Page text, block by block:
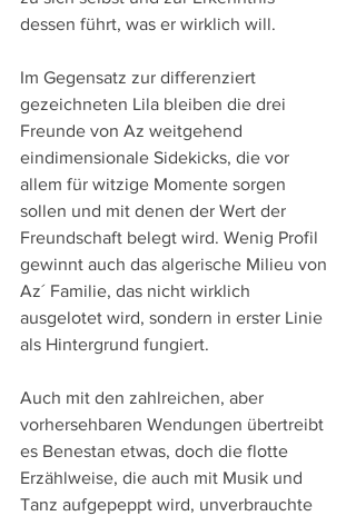
dessen führt, was er wirklich will.
Im Gegensatz zur differenziert
gezeichneten Lila bleiben die drei
Freunde von Az weitgehend
eindimensionale Sidekicks, die vor
allem für witzige Momente sorgen
sollen und mit denen der Wert der
Freundschaft belegt wird. Wenig Profil
gewinnt auch das algerische Milieu von
Az´ Familie, das nicht wirklich
ausgelotet wird, sondern in erster Linie
als Hintergrund fungiert.
Auch mit den zahlreichen, aber
vorhersehbaren Wendungen übertreibt
es Benestan etwas, doch die flotte
Erzählweise, die auch mit Musik und
Tanz aufgepeppt wird, unverbrauchte